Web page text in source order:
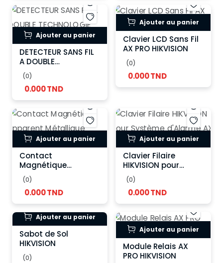
Ajouter au panier
DETECTEUR SANS FIL
A DOUBLE
TECHNOLOGIE
HIKVISION
(0)
0.000 TND
Ajouter au panier
Clavier LCD Sans Fil
AX PRO HIKVISION
(0)
0.000 TND
Ajouter au panier
Contact
Magnétique
Apparent Métallique
HIKVISION
(0)
0.000 TND
Ajouter au panier
Clavier Filaire
HIKVISION pour
Système d'Alarme
AX PRO
(0)
0.000 TND
Ajouter au panier
Sabot de Sol
HIKVISION
(0)
Ajouter au panier
Module Relais AX
PRO HIKVISION